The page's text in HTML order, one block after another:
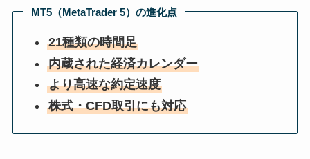
MT5（MetaTrader 5）の進化点
21種類の時間足
内蔵された経済カレンダー
より高速な約定速度
株式・CFD取引にも対応